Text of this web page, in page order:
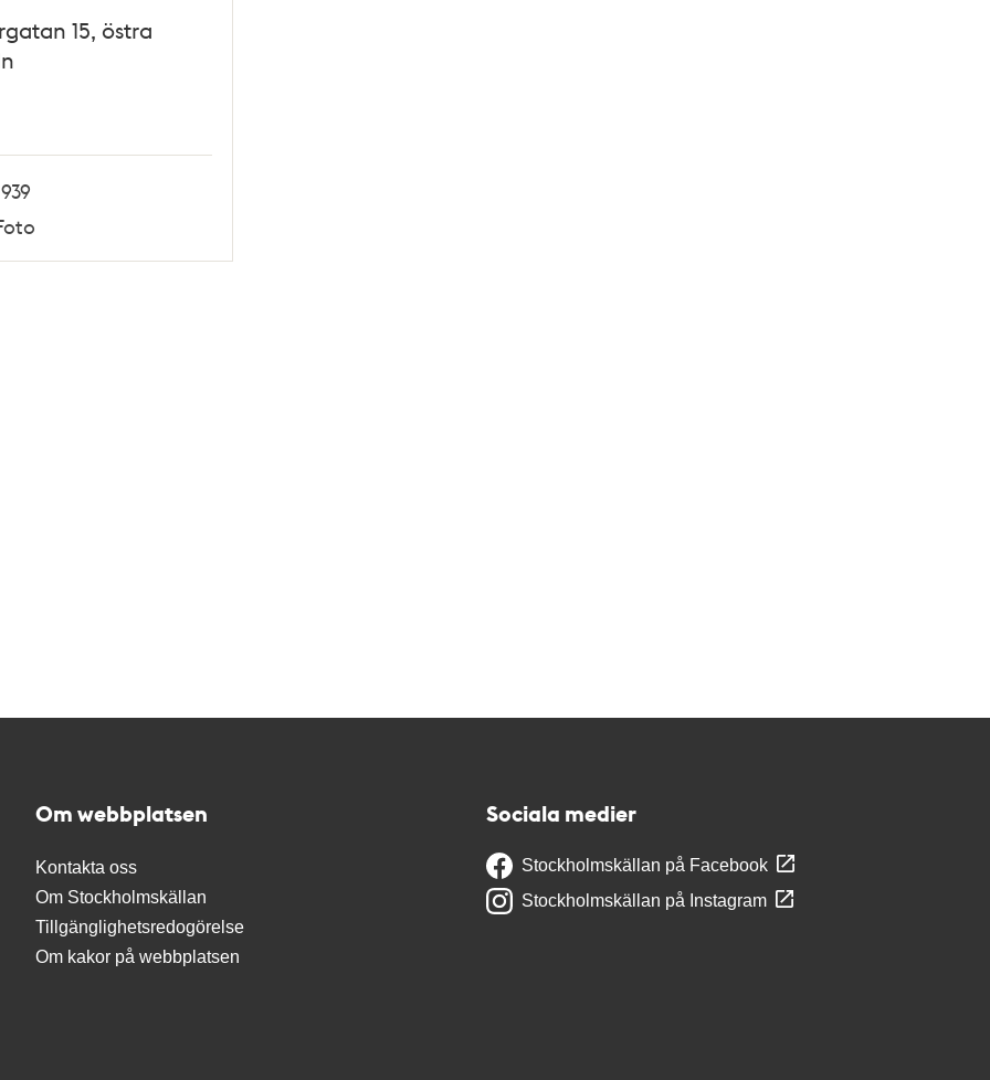
15, östra
Om webbplatsen
Kontakta oss
Om Stockholmskällan
Tillgänglighetsredogörelse
Om kakor på webbplatsen
Sociala medier
Stockholmskällan på Facebook
Stockholmskällan på Instagram